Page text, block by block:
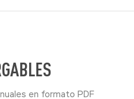
en formato PDF